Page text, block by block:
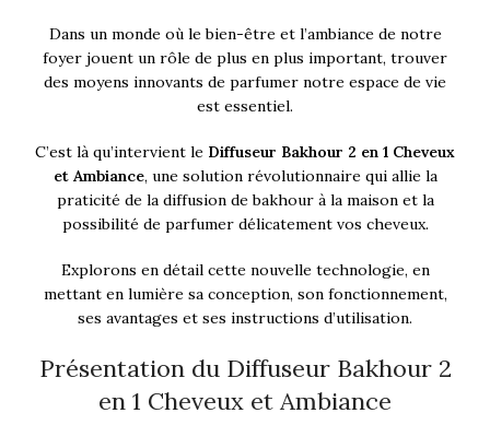
Dans un monde où le bien-être et l’ambiance de notre
foyer jouent un rôle de plus en plus important, trouver
des moyens innovants de parfumer notre espace de vie
est essentiel.
C’est là qu’intervient le Diffuseur Bakhour 2 en 1 Cheveux
et Ambiance, une solution révolutionnaire qui allie la
praticité de la diffusion de bakhour à la maison et la
possibilité de parfumer délicatement vos cheveux.
Explorons en détail cette nouvelle technologie, en
mettant en lumière sa conception, son fonctionnement,
ses avantages et ses instructions d’utilisation.
Présentation du Diffuseur Bakhour 2
en 1 Cheveux et Ambiance